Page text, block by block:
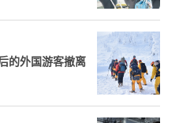
的外国游客撤离